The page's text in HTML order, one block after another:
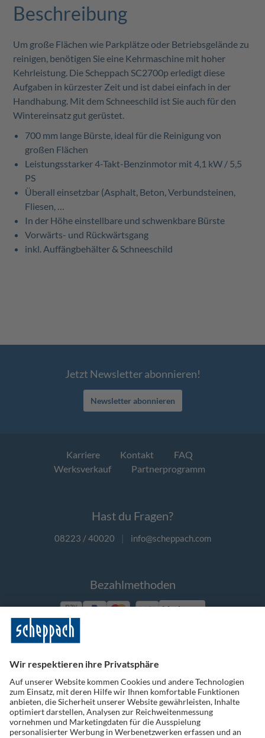
Beschreibung
Um große Flächen wie Parkplätze oder Betriebsgelände zu
reinigen, benötigen Sie eine Kehrmaschine mit hoher
Kehrleistung. Die Scheppach SC2700p erledigt diese
Aufgaben in kürzester Zeit und ist dabei einfach in der
Handhabung. Mit dem Schneeschild ist Sie auch für den
Wintereinsatz gut gerüstet.
700 mm lange Bürste, ideal für die Reinigung von
großen Flächen
Leistungsstarker 4-Takt-Benzinmotor mit 4,1 kW / 5,5
PS
Überall einsetzbar (Asphalt, Beton, Verbundsteinen,
Fliesen, …
In der Höhe einstellbare und schwenkbare Bürste
Vorwärts- und Rückwärtsgang
inkl. Auffängbehälter & Schneeschild
Jetzt Newsletter abonnieren!
Newsletter abonnieren
Karriere Kontakt
FAQ
Werksverkauf
Partnerprogramm
Hast du Fragen?
08223 / 40020 | info@scheppach.com
Bezahlmethoden
Vorkasse
Folge uns auf Social Media